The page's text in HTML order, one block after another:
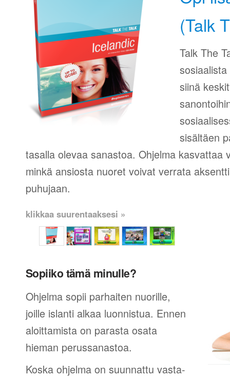
(Talk
Talk The
siinä
sisältäen
tasalla olevaa sanastoa. Ohjelma kasvattaa
minkä ansiosta nuoret voivat verrata
puhujaan.
klikkaa suurentaaksesi »
Sopiiko tämä minulle?
Ohjelma sopii parhaiten nuorille,
joille islanti alkaa luonnistua. Ennen
aloittamista on parasta osata
hieman perussanastoa.
Koska ohjelma on suunnattu vasta-